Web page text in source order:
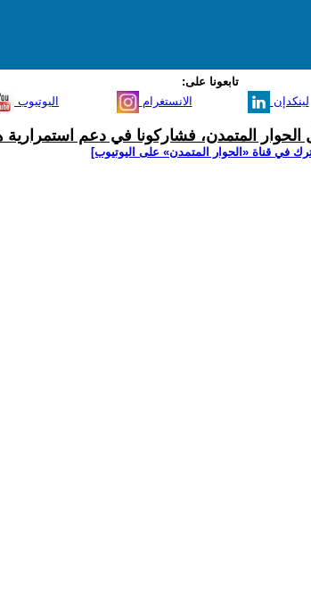
تابعونا على:
اليوتيوب الانستغرام لينكدإن
الحوار المتمدن، فشاركونا في دعم استمرارية
في قناة ‫«الحوار المتمدن» على اليوتيوب]